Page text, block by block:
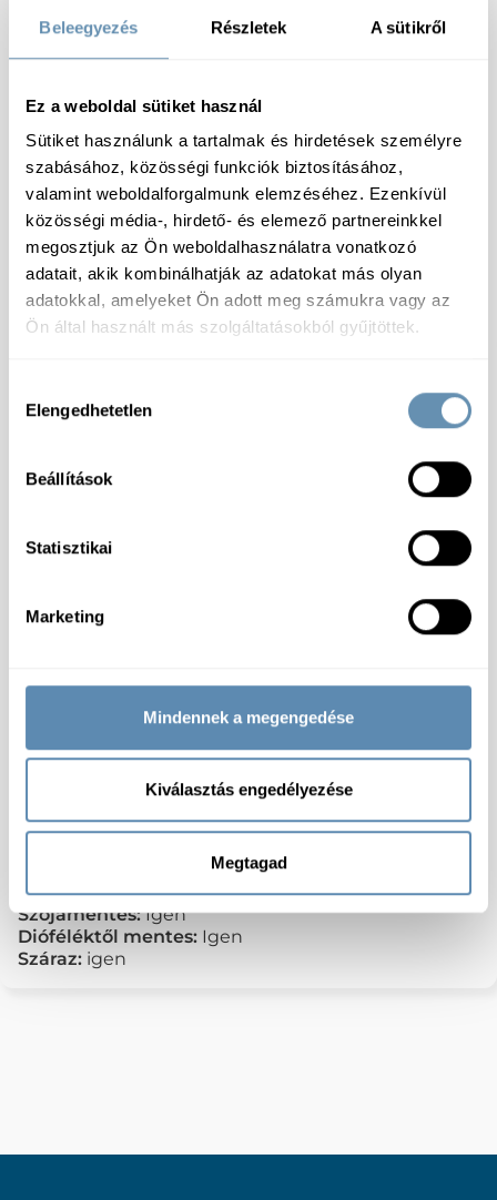
Beleegyezés Részletek A sütikről
Ez a weboldal sütiket használ
Sütiket használunk a tartalmak és hirdetések személyre
szabásához, közösségi funkciók biztosításához,
valamint weboldalforgalmunk elemzéséhez. Ezenkívül
közösségi média-, hirdető- és elemező partnereinkkel
megosztjuk az Ön weboldalhasználatra vonatkozó
adatait, akik kombinálhatják az adatokat más olyan
adatokkal, amelyeket Ön adott meg számukra vagy az
Ön által használt más szolgáltatásokból gyűjtöttek.
kiválasztása
Elengedhetetlen
Beállítások
Statisztikai
Marketing
Mindennek a megengedése
Kiválasztás engedélyezése
Megtagad
Száraz
után hűtve tárolandó és 90 napon belül
felhasználandó!
ecet, módosított kukoricakeményítő, só,
savanyúságot szabályozó (citromsav),
szegfűszeg, fahéj), élesztőkivonat, természetes
Tápérték:100 g termékben: Energia: 450 kJ/ 106
kcal; Zsír: 0,5 g, ebből telített zsírsavak: 0,1 g;
Só: 1,8 g
Termékcsoport: Ketchup
Vödör
Allergénmentes:Igen
Gluténmentes:Igen
Szójamentes:Igen
Dióféléktől mentes: Igen
Száraz: igen